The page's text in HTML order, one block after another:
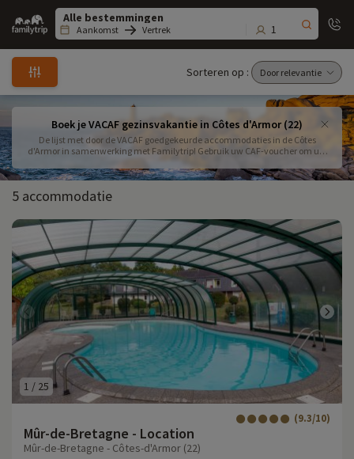
Family
trip
Aankomst Vertrek 1
Sorteren op :
Boek je VACAF gezinsvakantie in Côtes d'Armor (22)
De lijst met door de VACAF goedgekeurde accommodaties in de Côtes
d'Armor in samenwerking met Familytrip! Gebruik uw CAF-voucher om uw
volgende gezinsvakantie te boeken en ontdek de schatten van Bretagne.
5 accommodatie
1 / 25
Mûr-de-Bretagne - Location
(9.3/10)
Mûr-de-Bretagne - Côtes-d'Armor (22)